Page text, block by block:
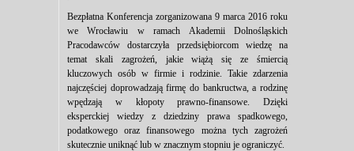
Bezpłatna Konferencja zorganizowana 9 marca 2016 roku
we Wrocławiu w ramach Akademii Dolnośląskich
Pracodawców dostarczyła przedsiębiorcom wiedzę na
temat skali zagrożeń, jakie wiążą się ze śmiercią
kluczowych osób w firmie i rodzinie. Takie zdarzenia
najczęściej doprowadzają firmę do bankructwa, a rodzinę
wpędzają w kłopoty prawno-finansowe. Dzięki
eksperckiej wiedzy z dziedziny prawa spadkowego,
podatkowego oraz finansowego można tych zagrożeń
skutecznie uniknąć lub w znacznym stopniu je ograniczyć.